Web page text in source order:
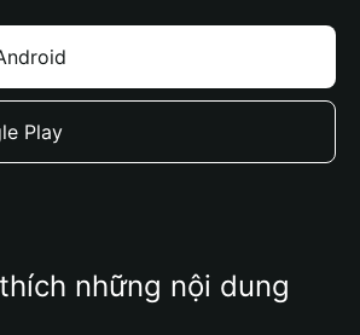
Play
những nội dung